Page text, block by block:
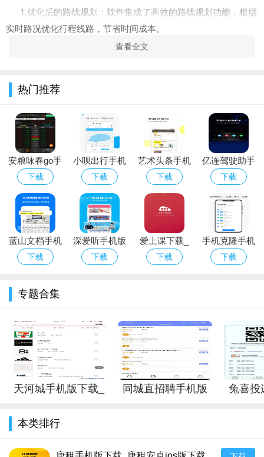
1.优化后的路线规划：软件集成了高效的路线规划功能，根据
实时路况优化行程线路，节省时间成本。
2.灵活的行程设置：司机可以根据自己的需求灵活设置出行时
3.社区交互功能：内置的社区交互平台，让司机可以分享行车
软件优势
1.用户界面友好：简洁明了的用户界面设计，
安卓软件下载
使司机能够轻松上手，快速发布和管理行程。
题，可以迅速得到解答和帮助。
3.严格的评价系统：完善的评价机制，有效保障司机和乘客权
益，营造良好的平台环境。
软件点评
1.顺风车司机端软件app以其独特的优势和强大的功能，在顺
风车市场中占据了一席之地。它不仅为司机提供了一个便捷高效
的平台来增加收入，同时也为乘客带来了更多的出行选择。软件
的界面设计简洁友好，操作流程逻辑清晰，非常适合各类司机用
户。其智能匹配和路线优化功能，大大提升了出行效率，为用户
节省了宝贵时间。软件的安全保障措施和贴心的客服支持，也为
用户提供了良好的使用体验。
了市场上一款值得推荐的顺风车司机专用应用。无论是对于想要
查看全文
热门推荐
安粮咏春go手
机版下载_安
粮咏春go安卓
版下载
下载
小呗出行手机
版下载_小呗
出行安卓版下
载
下载
艺术头条手机
版下载
下载
亿连驾驶助手
手机版下载_
安卓版下载
下载
蓝山文档手机
版下载
下载
深爱听手机版
下载
下载
爱上课下载_
爱上课手机版
下载
手机克隆手机
版下载_手机
下载
专题合集
天河城手机版下载_
同城直招聘手机版
兔喜投
本类排行